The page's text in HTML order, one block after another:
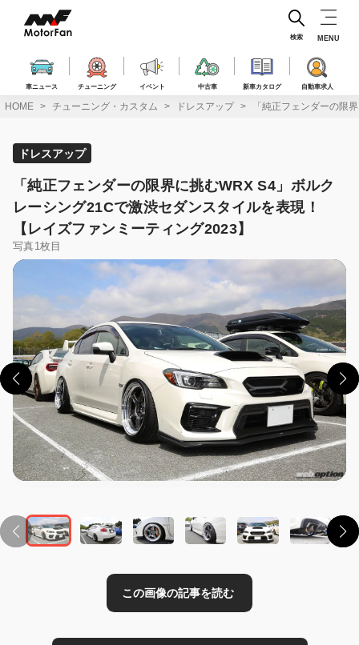
ス
車ニュース チューニング イベント 中古車 新車カタログ 自動車求人
検索 MENU
HOME チューニング・カスタム ドレスアップ 「純正フェンダーの限
ドレスアップ
「純正フェンダーの限界に挑むWRX S4」ボルク
レーシング21Cで激渋セダンスタイルを表現！
【レイズファンミーティング2023】
写真1枚目